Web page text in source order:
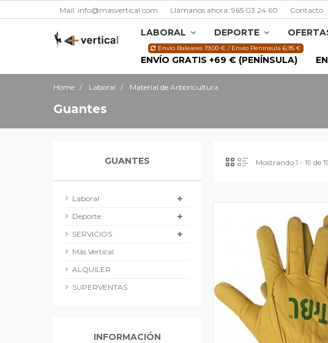
Mail: info@masvertical.com Llámanos ahora: 965 03 24 60 Contacto
LABORAL DEPORTE
ENVÍO GRATIS +69 € (PENÍNSULA)
Envío Baleares 19,00 € / Envío Península 6,95 €
Home Laboral Material de Arboricultura
Guantes
Mostrando 1 - 19 de
GUANTES
Laboral
Deporte
SERVICIOS
Más Vertical
ALQUILER
SUPERVENTAS
INFORMACIÓN